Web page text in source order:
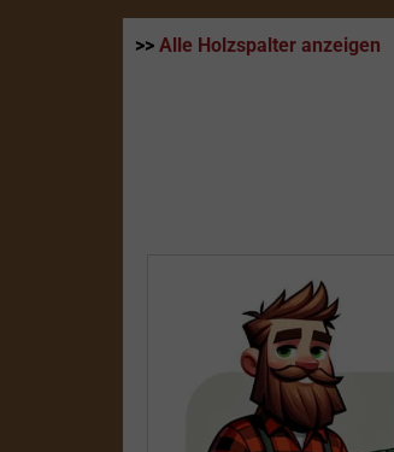
>> Alle Holzspalter anzeigen